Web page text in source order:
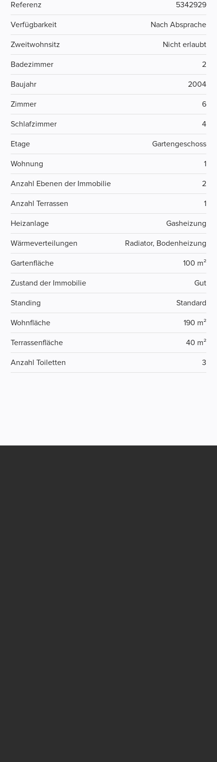
Referenz 5342929
Verfügbarkeit Nach Absprache
Zweitwohnsitz Nicht erlaubt
Badezimmer 2
Baujahr 2004
Zimmer 6
Schlafzimmer 4
Etage Gartengeschoss
Wohnung 1
Anzahl Ebenen der Immobilie 2
Anzahl Terrassen 1
Heizanlage Gasheizung
Wärmeverteilungen Radiator, Bodenheizung
Gartenfläche 100 m²
Zustand der Immobilie Gut
Standing Standard
Wohnfläche 190 m²
Terrassenfläche 40 m²
Anzahl Toiletten 3